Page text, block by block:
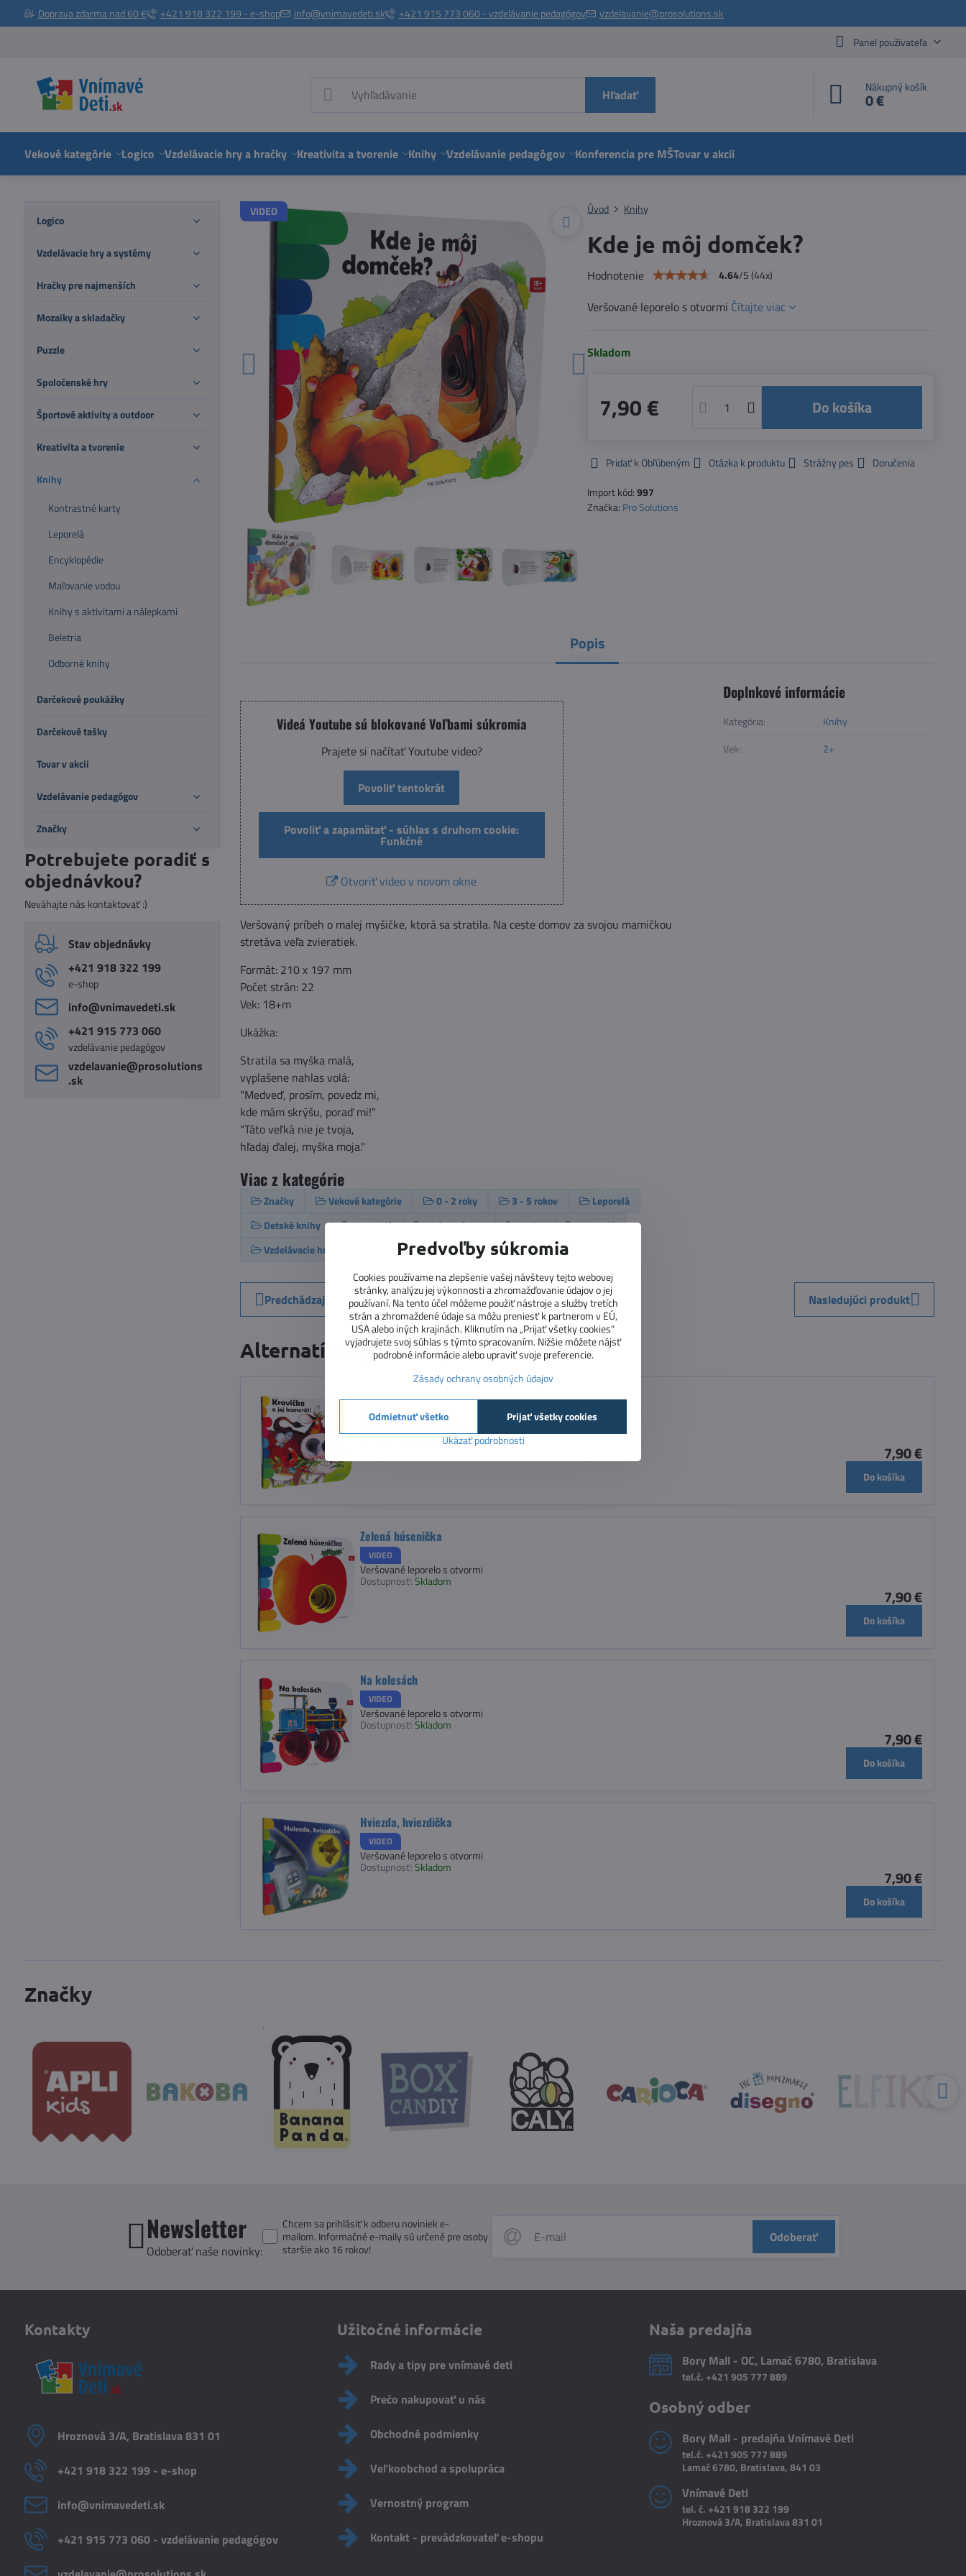
Doprava zdarma nad 60 € +421 918 322 199 - e-shop info@vnimavedeti.sk +421 915 773 060 - vzdelávanie pedagógov
vzdelavanie@prosolutions.sk
Panel používateľa
Hľadať Nákupný košík
0 €
Vekové kategórie Logico Vzdelávacie hry a hračky Kreativita a tvorenie Knihy Vzdelávanie pedagógov Konferencia pre MŠTovar v akcii
VIDEO Úvod Knihy
Kde je môj domček?
Hodnotenie 4.64/5(44x)
Veršované leporelo s otvormi Čítajte viac
Skladom
7,90 € Do košíka
Pridať k Obľúbeným Otázka k produktu Strážny pes
Doručenia
Import kód:997
Značka: Pro Solutions
Popis
Videá Youtube sú blokované Voľbami súkromia
Prajete si načítať Youtube video?
Povoliť tentokrát
Povoliť a zapamätať - súhlas s druhom cookie:
Funkčné
Otvoriť video v novom okne
Veršovaný príbeh o malej myšičke, ktorá sa stratila. Na ceste domov za svojou mamičkou
stretáva veľa zvieratiek.
Formát: 210 x 197 mm
Počet strán: 22
Vek: 18+m
Ukážka:
Stratila sa myška malá,
vyplašene nahlas volá:
"Medveď, prosím, povedz mi,
kde mám skrýšu, poraď mi!"
"Táto veľká nie je tvoja,
hľadaj ďalej, myška moja."
Viac z kategórie
Značky Vekové kategórie 0 - 2 roky 3 - 5 rokov
Leporelá
Detské knihy
Leporelá Vnímavé deti Knihy
Leporelá
Vzdelávacie hry a hračky
Doplnkové informácie
Kategória:
Knihy
Vek:
2+
Predchádzajúci produkt Nasledujúci produkt
Alternatívne produkty
Kravička a jej kamaráti
VIDEO
Skladom
7,90 €
Do košíka
Zelená húsenička
VIDEO
Veršované leporelo s otvormi
Dostupnosť:Skladom
7,90 €
Do košíka
Na kolesách
VIDEO
Veršované leporelo s otvormi
Dostupnosť:Skladom
7,90 €
Do košíka
Hviezda, hviezdička
VIDEO
Veršované leporelo s otvormi
Dostupnosť:Skladom 7,90 €
Do košíka
Logico
Vzdelávacie hry a systémy
Hračky pre najmenších
Mozaiky a skladačky
Puzzle
Spoločenské hry
Športové aktivity a outdoor
Kreativita a tvorenie
Knihy
Kontrastné karty
Leporelá
Encyklopédie
Maľovanie vodou
Knihy s aktivitami a nálepkami
Beletria
Odborné knihy
Darčekové poukážky
Darčekové tašky
Tovar v akcii
Vzdelávanie pedagógov
Značky
Potrebujete poradiť s
objednávkou?
Neváhajte nás kontaktovať :)
Stav objednávky
+421 918 322 199
e-shop
info​@vnimavedeti​.sk
+421 915 773 060
vzdelávanie pedagógov
vzdelavanie​@prosolutions​
.sk
Značky
Newsletter
Odoberať naše novinky:
Odoberať
Chcem sa prihlásiť k odberu noviniek e-
mailom. Informačné e-maily sú určené pre osoby
staršie ako 16 rokov!
Kontakty
Hroznová 3/A, Bratislava 831 01
+421 918 322 199 - e-shop
info​@vnimavedeti​.sk
+421 915 773 060 - vzdelávanie pedagógov
Užitočné informácie
Rady a tipy pre vnímavé deti
Prečo nakupovať u nás
Obchodné podmienky
Veľkoobchod a spolupráca
Vernostný program
Kontakt - prevádzkovateľ e-shopu
Naša predajňa
Bory Mall - OC, Lamač 6780, Bratislava
tel.č. +421 905 777 889
Osobný odber
Bory Mall - predajňa Vnímavé Deti
tel.č. +421 905 777 889
Lamač 6780, Bratislava, 841 03
Vnímavé Deti
tel. č. +421 918 322 199
Hroznová 3/A, Bratislava 831 01
Predvoľby súkromia
Cookies používame na zlepšenie vašej návštevy tejto webovej
stránky, analýzu jej výkonnosti a zhromažďovanie údajov o jej
používaní. Na tento účel môžeme použiť nástroje a služby tretích
strán a zhromaždené údaje sa môžu preniesť k partnerom v EÚ,
USA alebo iných krajinách. Kliknutím na „Prijať všetky cookies“
vyjadrujete svoj súhlas s týmto spracovaním. Nižšie môžete nájsť
podrobné informácie alebo upraviť svoje preferencie.
Zásady ochrany osobných údajov
Ukázať podrobnosti
Prijať všetky cookies
Odmietnuť všetko